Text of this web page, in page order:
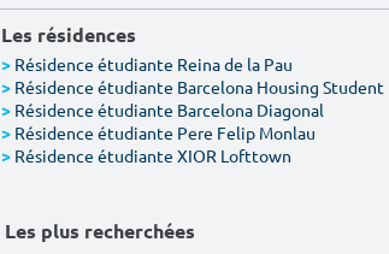
Les résidences
> Résidence étudiante Reina de la Pau
> Résidence étudiante Barcelona Housing Student
> Résidence étudiante Barcelona Diagonal
> Résidence étudiante Pere Felip Monlau
> Résidence étudiante XIOR Lofttown
Les plus recherchées